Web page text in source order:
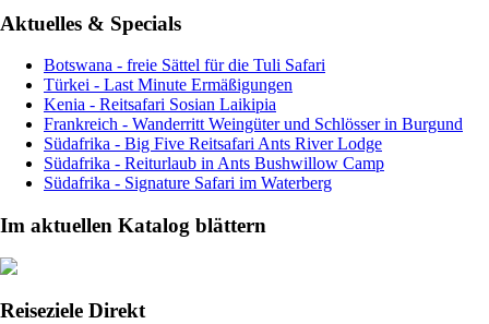
Aktuelles & Specials
Botswana - freie Sättel für die Tuli Safari
Türkei - Last Minute Ermäßigungen
Kenia - Reitsafari Sosian Laikipia
Frankreich - Wanderritt Weingüter und Schlösser in Burgund
Südafrika - Big Five Reitsafari Ants River Lodge
Südafrika - Reiturlaub in Ants Bushwillow Camp
Südafrika - Signature Safari im Waterberg
Im aktuellen Katalog blättern
Reiseziele Direkt